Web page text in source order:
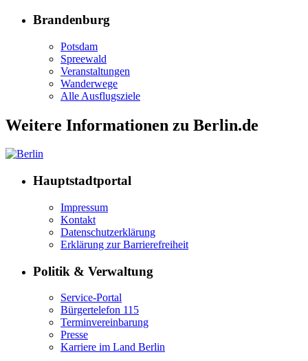
Brandenburg
Potsdam
Spreewald
Veranstaltungen
Wanderwege
Alle Ausflugsziele
Weitere Informationen zu Berlin.de
Hauptstadtportal
Impressum
Kontakt
Datenschutzerklärung
Erklärung zur Barrierefreiheit
Politik & Verwaltung
Service-Portal
Bürgertelefon 115
Terminvereinbarung
Presse
Karriere im Land Berlin